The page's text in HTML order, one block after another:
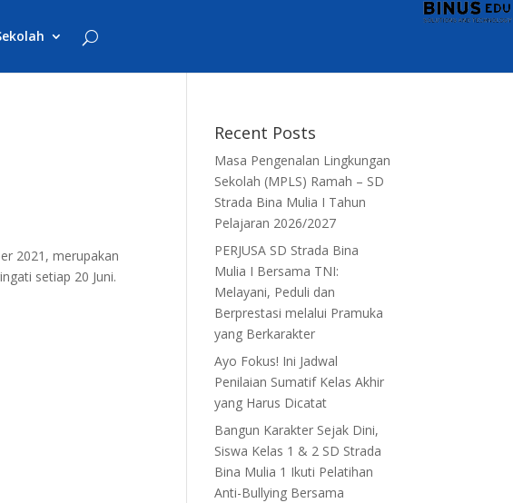
2021, merupakan
setiap 20 Juni.
Recent Posts
Masa Pengenalan Lingkungan
Sekolah (MPLS) Ramah – SD
Strada Bina Mulia I Tahun
Pelajaran 2026/2027
PERJUSA SD Strada Bina
Mulia I Bersama TNI:
Melayani, Peduli dan
Berprestasi melalui Pramuka
yang Berkarakter
Ayo Fokus! Ini Jadwal
Penilaian Sumatif Kelas Akhir
yang Harus Dicatat
Bangun Karakter Sejak Dini,
Siswa Kelas 1 & 2 SD Strada
Bina Mulia 1 Ikuti Pelatihan
Anti-Bullying Bersama